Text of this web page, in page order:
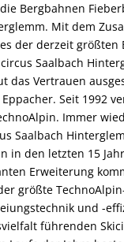
Bergbahnen
Mit dem
der derzeit
Saalbach
das Vertrauen
Seit 1992
Immer
Saalbach
in den letzten 15
Erweiterung
größte
und -
führenden